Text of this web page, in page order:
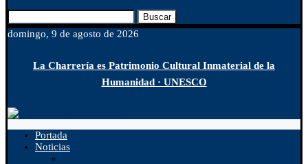
Buscar
domingo, 9 de agosto de 2026
La Charrería es Patrimonio Cultural Inmaterial de la
Humanidad · UNESCO
Portada
Noticias